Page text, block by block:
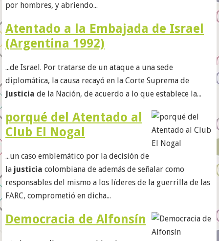
por hombres, y abriendo...
Atentado a la Embajada de Israel
(Argentina 1992)
...de Israel.​ Por tratarse de un ataque a una sede
diplomática, la causa recayó en la Corte Suprema de
Justicia de la Nación, de acuerdo a lo que establece la...
porqué del Atentado al
Club El Nogal
...un caso emblemático por la decisión de
la justicia colombiana de además de señalar como
responsables del mismo a los líderes de la guerrilla de las
FARC, comprometió en dicha...
Democracia de Alfonsín